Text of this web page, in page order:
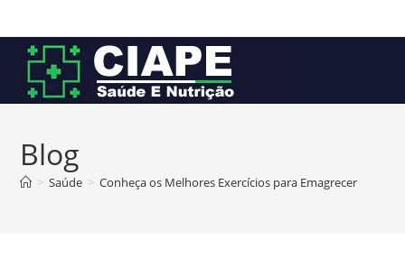
para
conteúdo
Blog
> Saúde > Conheça os Melhores Exercícios para Emagrecer